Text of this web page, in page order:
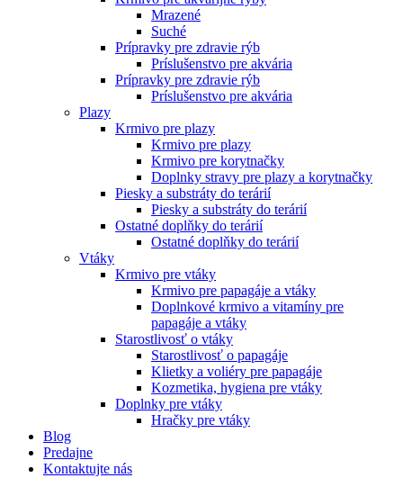
Mrazené
Suché
Prípravky pre zdravie rýb
Príslušenstvo pre akvária
Prípravky pre zdravie rýb
Príslušenstvo pre akvária
Plazy
Krmivo pre plazy
Krmivo pre plazy
Krmivo pre korytnačky
Doplnky stravy pre plazy a korytnačky
Piesky a substráty do terárií
Piesky a substráty do terárií
Ostatné doplňky do terárií
Ostatné doplňky do terárií
Vtáky
Krmivo pre vtáky
Krmivo pre papagáje a vtáky
Doplnkové krmivo a vitamíny pre
papagáje a vtáky
Starostlivosť o vtáky
Starostlivosť o papagáje
Klietky a voliéry pre papagáje
Kozmetika, hygiena pre vtáky
Doplnky pre vtáky
Hračky pre vtáky
Blog
Predajne
Kontaktujte nás